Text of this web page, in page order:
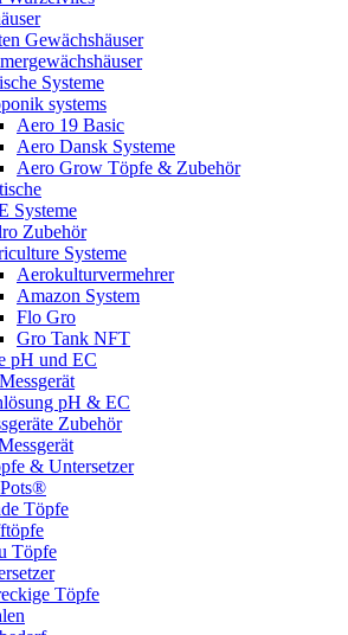
Gewächshäuser
Systeme
systems
Aero 19 Basic
Aero Dansk Systeme
Aero Grow Töpfe & Zubehör
Systeme
Zubehör
Systeme
Aerokulturvermehrer
Amazon System
Flo Gro
Gro Tank NFT
pH und EC
pH & EC
Zubehör
& Untersetzer
Töpfe
Töpfe
Töpfe